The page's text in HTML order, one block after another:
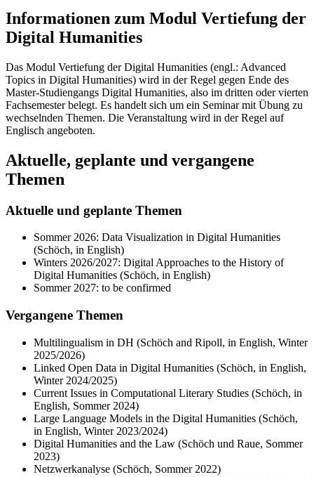
Informationen zum Modul Vertiefung der
Digital Humanities
Das Modul Vertiefung der Digital Humanities (engl.: Advanced
Topics in Digital Humanities) wird in der Regel gegen Ende des
Master-Studiengangs Digital Humanities, also im dritten oder vierten
Fachsemester belegt. Es handelt sich um ein Seminar mit Übung zu
wechselnden Themen. Die Veranstaltung wird in der Regel auf
Englisch angeboten.
Aktuelle, geplante und vergangene
Themen
Aktuelle und geplante Themen
Sommer 2026: Data Visualization in Digital Humanities
(Schöch, in English)
Winters 2026/2027: Digital Approaches to the History of
Digital Humanities (Schöch, in English)
Sommer 2027: to be confirmed
Vergangene Themen
Multilingualism in DH (Schöch and Ripoll, in English, Winter
2025/2026)
Linked Open Data in Digital Humanities (Schöch, in English,
Winter 2024/2025)
Current Issues in Computational Literary Studies (Schöch, in
English, Sommer 2024)
Large Language Models in the Digital Humanities (Schöch,
in English, Winter 2023/2024)
Digital Humanities and the Law (Schöch und Raue, Sommer
2023)
Netzwerkanalyse (Schöch, Sommer 2022)